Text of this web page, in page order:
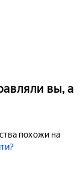
вы, а
похожи на